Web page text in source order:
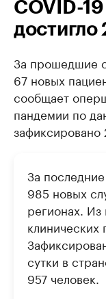
COVID-
достигло
За прошедшие
67 новых
сообщает
пандемии по
зафиксировано
За
985 новых
регионах.
клинических
сутки в
957 человек.